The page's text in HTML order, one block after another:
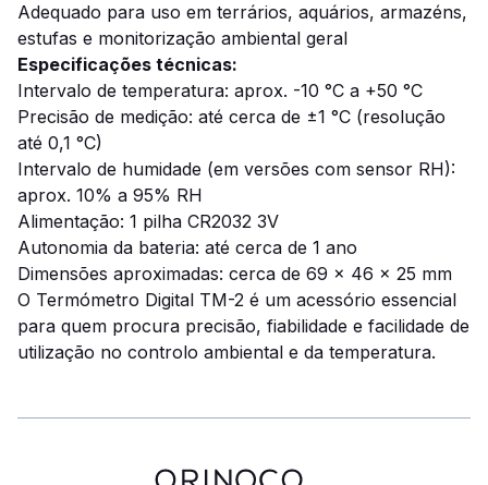
Adequado para uso em terrários, aquários, armazéns,
estufas e monitorização ambiental geral
Especificações técnicas:
Intervalo de temperatura: aprox. -10 °C a +50 °C
Precisão de medição: até cerca de ±1 °C (resolução
até 0,1 °C)
Intervalo de humidade (em versões com sensor RH):
aprox. 10% a 95% RH
Alimentação: 1 pilha CR2032 3V
Autonomia da bateria: até cerca de 1 ano
Dimensões aproximadas: cerca de 69 × 46 × 25 mm
O Termómetro Digital TM-2 é um acessório essencial
para quem procura precisão, fiabilidade e facilidade de
utilização no controlo ambiental e da temperatura.